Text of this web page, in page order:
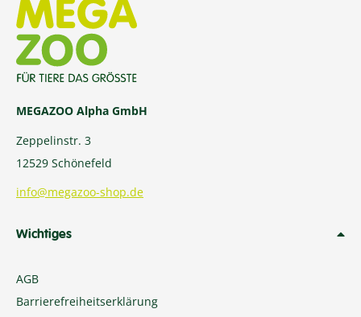
MEGAZOO Alpha GmbH
Zeppelinstr. 3
12529 Schönefeld
info@megazoo-shop.de
Wichtiges
AGB
Barrierefreiheitserklärung